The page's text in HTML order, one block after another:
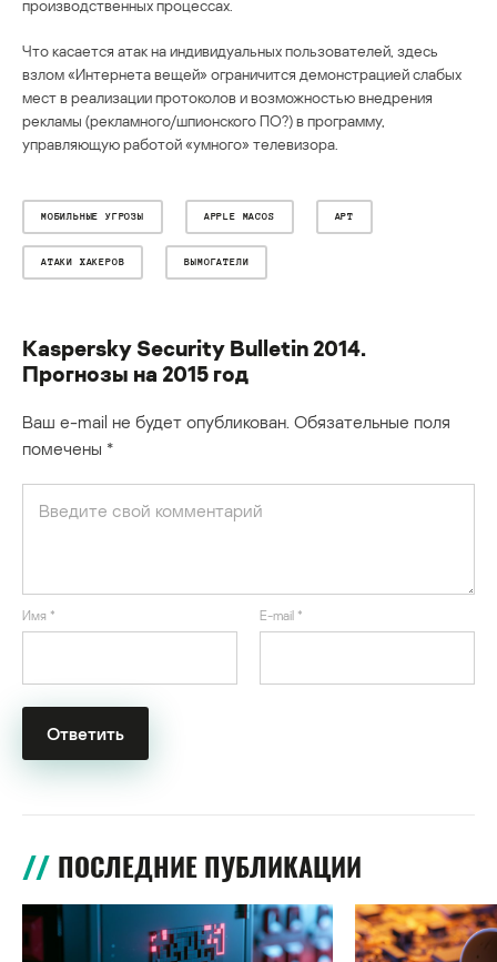
производственных процессах.
Что касается атак на индивидуальных пользователей, здесь
взлом «Интернета вещей» ограничится демонстрацией слабых
мест в реализации протоколов и возможностью внедрения
рекламы (рекламного/шпионского ПО?) в программу,
управляющую работой «умного» телевизора.
МОБИЛЬНЫЕ УГРОЗЫ APPLE MACOS APT
АТАКИ ХАКЕРОВ ВЫМОГАТЕЛИ
Kaspersky Security Bulletin 2014.
Прогнозы на 2015 год
Ваш e-mail не будет опубликован. Обязательные поля
помечены *
Имя * E-mail *
ПОСЛЕДНИЕ ПУБЛИКАЦИИ